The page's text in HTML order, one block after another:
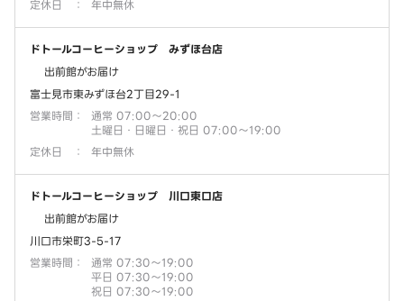
定休日 ： 年中無休
ドトールコーヒーショップ みずほ台店
出前館がお届け
富士見市東みずほ台2丁目29-1
営業時間 ：
通常 07:00～20:00
土曜日・日曜日・祝日 07:00～19:00
定休日
： 年中無休
ドトールコーヒーショップ 川口東口店
出前館がお届け
川口市栄町3-5-17
営業時間 ：
通常 07:30～19:00
平日 07:30～19:00
祝日 07:30～19:00